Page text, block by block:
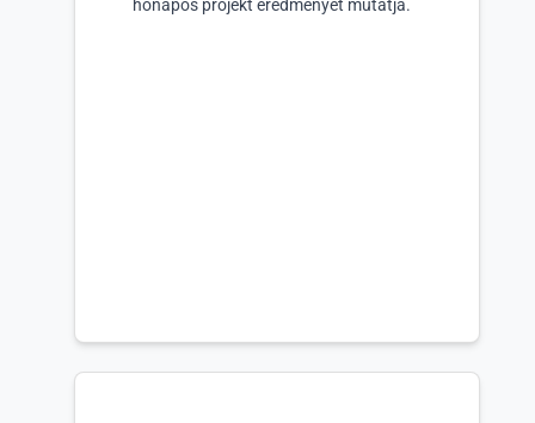
hónapos projekt eredményét mutatja.